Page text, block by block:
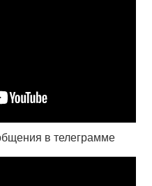
в телеграмме